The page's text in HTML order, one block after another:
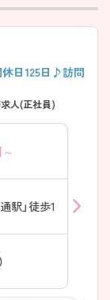
休日125日♪訪問
人(正社員)
駅」徒歩1